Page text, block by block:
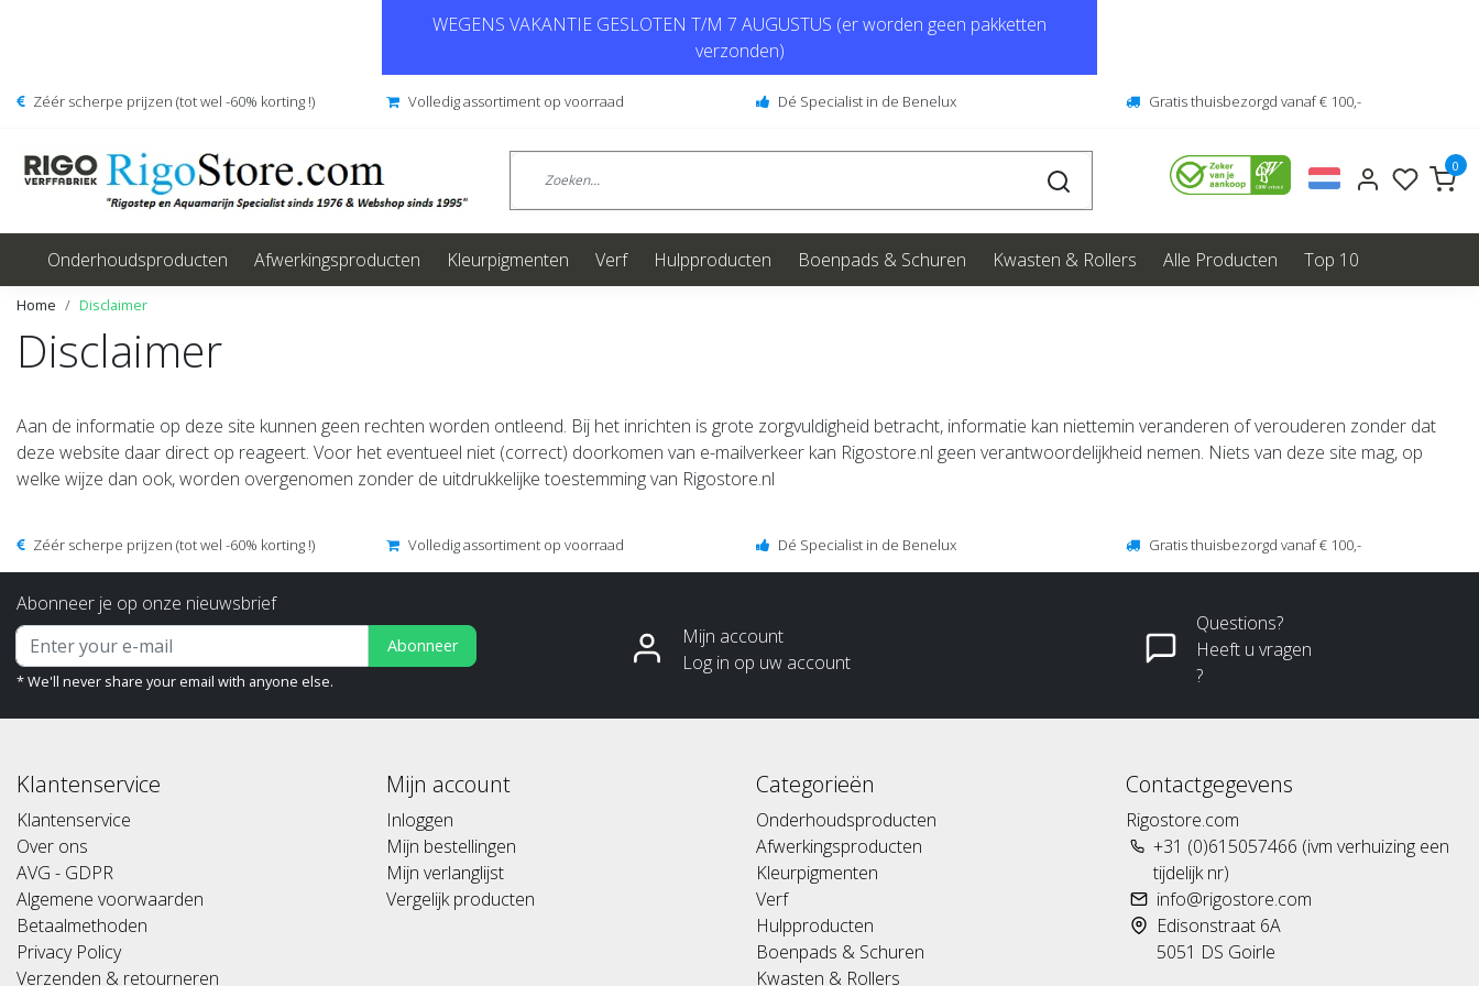
WEGENS VAKANTIE GESLOTEN T/M 7 AUGUSTUS (er worden geen pakketten
verzonden)
Zéér scherpe prijzen (tot wel -60% korting !) Volledig assortiment op voorraad Dé Specialist in de Benelux Gratis thuisbezorgd vanaf € 100,-
0
Onderhoudsproducten Afwerkingsproducten Kleurpigmenten Verf Hulpproducten Boenpads & Schuren Kwasten & Rollers Alle Producten Top 10
Home Disclaimer
Disclaimer
Aan de informatie op deze site kunnen geen rechten worden ontleend. Bij het inrichten is grote zorgvuldigheid betracht, informatie kan niettemin veranderen of verouderen zonder dat
deze website daar direct op reageert. Voor het eventueel niet (correct) doorkomen van e-mailverkeer kan Rigostore.nl geen verantwoordelijkheid nemen. Niets van deze site mag, op
welke wijze dan ook, worden overgenomen zonder de uitdrukkelijke toestemming van Rigostore.nl
Zéér scherpe prijzen (tot wel -60% korting !) Volledig assortiment op voorraad Dé Specialist in de Benelux Gratis thuisbezorgd vanaf € 100,-
Abonneer je op onze nieuwsbrief
Abonneer
* We'll never share your email with anyone else.
Mijn account
Log in op uw account
Questions?
Heeft u vragen
?
Klantenservice
Klantenservice
Over ons
AVG - GDPR
Algemene voorwaarden
Betaalmethoden
Privacy Policy
Verzenden & retourneren
Mijn account
Inloggen
Mijn bestellingen
Mijn verlanglijst
Vergelijk producten
Categorieën
Onderhoudsproducten
Afwerkingsproducten
Kleurpigmenten
Verf
Hulpproducten
Boenpads & Schuren
Kwasten & Rollers
Contactgegevens
Rigostore.com
+31 (0)615057466 (ivm verhuizing een
tijdelijk nr)
info@rigostore.com
Edisonstraat 6A
5051 DS Goirle